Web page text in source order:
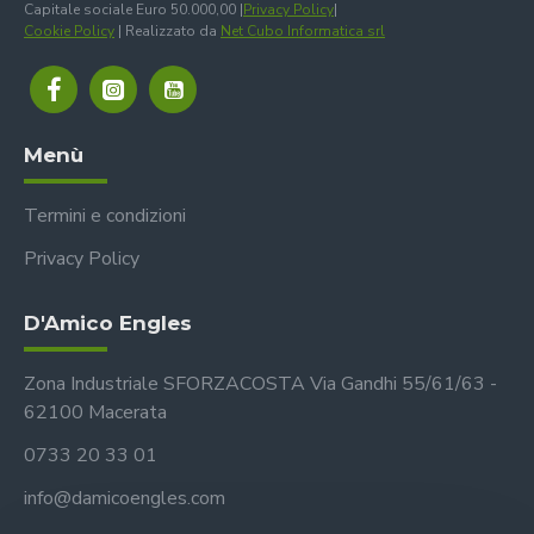
Capitale sociale Euro 50.000,00 |Privacy Policy|
Cookie Policy | Realizzato da Net Cubo Informatica srl
Menù
Termini e condizioni
Privacy Policy
D'Amico Engles
Zona Industriale SFORZACOSTA Via Gandhi 55/61/63 -
62100 Macerata
0733 20 33 01
info@damicoengles.com